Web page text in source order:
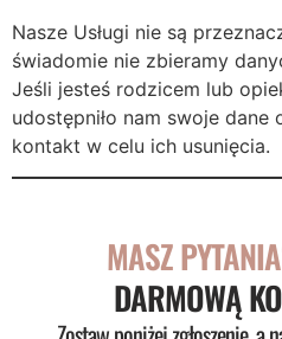
Nasze Usługi nie są
świadomie nie zbieramy
Jeśli jesteś rodzicem lub
udostępniło nam swoje dane
kontakt w celu ich usunięcia.
MASZ
DARMOWĄ